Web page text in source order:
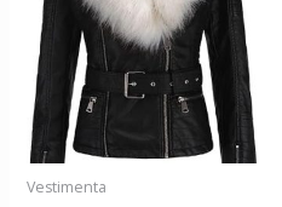
Vestimenta